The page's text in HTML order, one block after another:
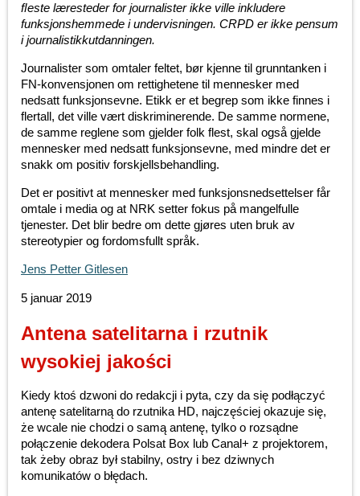
ﬂeste læresteder for journalister ikke ville inkludere
funksjonshemmede i undervisningen. CRPD er ikke pensum
i journalistikkutdanningen.
Journalister som omtaler feltet, bør kjenne til grunntanken i
FN-konvensjonen om rettighetene til mennesker med
nedsatt funksjonsevne. Etikk er et begrep som ikke finnes i
flertall, det ville vært diskriminerende. De samme normene,
de samme reglene som gjelder folk flest, skal også gjelde
mennesker med nedsatt funksjonsevne, med mindre det er
snakk om positiv forskjellsbehandling.
Det er positivt at mennesker med funksjonsnedsettelser får
omtale i media og at NRK setter fokus på mangelfulle
tjenester. Det blir bedre om dette gjøres uten bruk av
stereotypier og fordomsfullt språk.
Jens Petter Gitlesen
5 januar 2019
Antena satelitarna i rzutnik
wysokiej jakości
Kiedy ktoś dzwoni do redakcji i pyta, czy da się podłączyć
antenę satelitarną do rzutnika HD, najczęściej okazuje się,
że wcale nie chodzi o samą antenę, tylko o rozsądne
połączenie dekodera Polsat Box lub Canal+ z projektorem,
tak żeby obraz był stabilny, ostry i bez dziwnych
komunikatów o błędach.